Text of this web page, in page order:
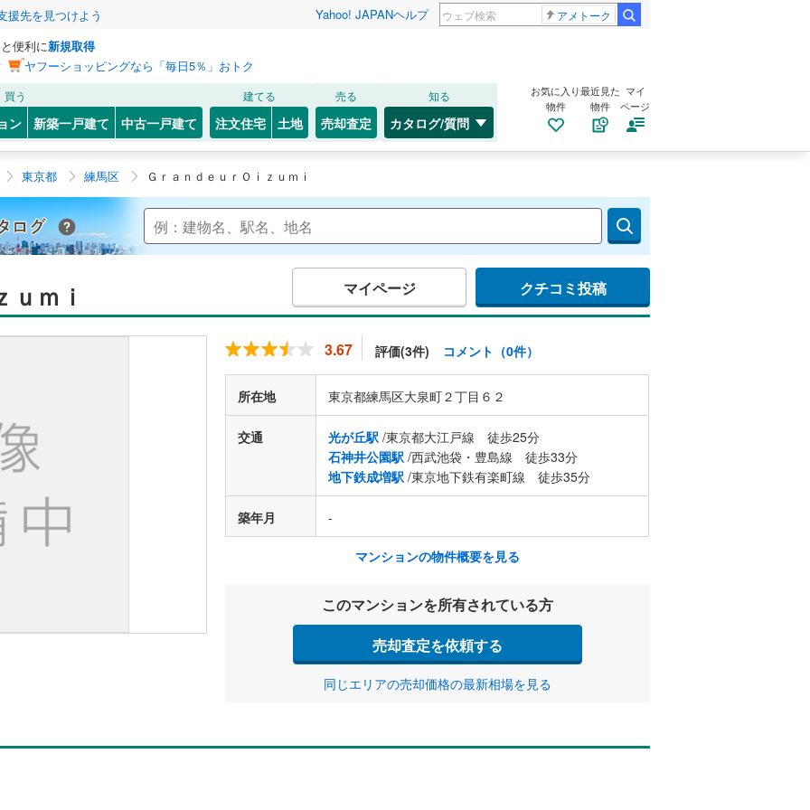
援先を見つけよう Yahoo! JAPANヘルプ アメトーク
便利に新規取得
ヤフーショッピングなら「毎日5％」おトク
買う
ン 新築一戸建て 中古一戸建て
建てる
注文住宅 土地
売る
売却査定
知る
カタログ/質問
お気に入り
物件
最近見た
物件
マイ
ページ
東京都 練馬区 ＧｒａｎｄｅｕｒＯｉｚｕｍｉ
Yahoo!不動産 マンションカタログ
ｍｉ マイページ クチコミ投稿
3.67 評価(3件) コメント（0件）
所在地 東京都練馬区大泉町２丁目６２
交通 光が丘駅 /東京都大江戸線 徒歩25分
石神井公園駅 /西武池袋・豊島線 徒歩33分
地下鉄成増駅 /東京地下鉄有楽町線 徒歩35分
築年月 -
マンションの物件概要を見る
このマンションを所有されている方
売却査定を依頼する
同じエリアの売却価格の最新相場を見る